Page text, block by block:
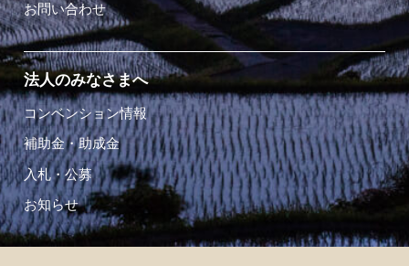
お問い合わせ
法人のみなさまへ
コンベンション情報
補助金・助成金
入札・公募
お知らせ